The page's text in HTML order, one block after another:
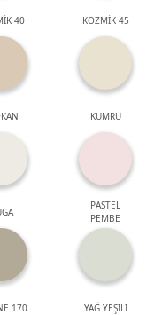
40 KOZMİK 45
KUMRU
PASTEL
PEMBE
170 YAĞ YEŞİLİ